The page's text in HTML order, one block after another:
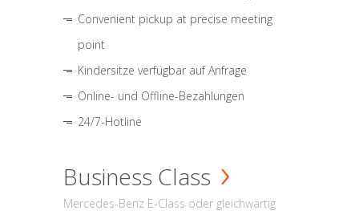
Convenient pickup at precise meeting
point
Kindersitze verfügbar auf Anfrage
Online- und Offline-Bezahlungen
24/7-Hotline
Business Class
Mercedes-Benz E-Class oder gleichwärtig